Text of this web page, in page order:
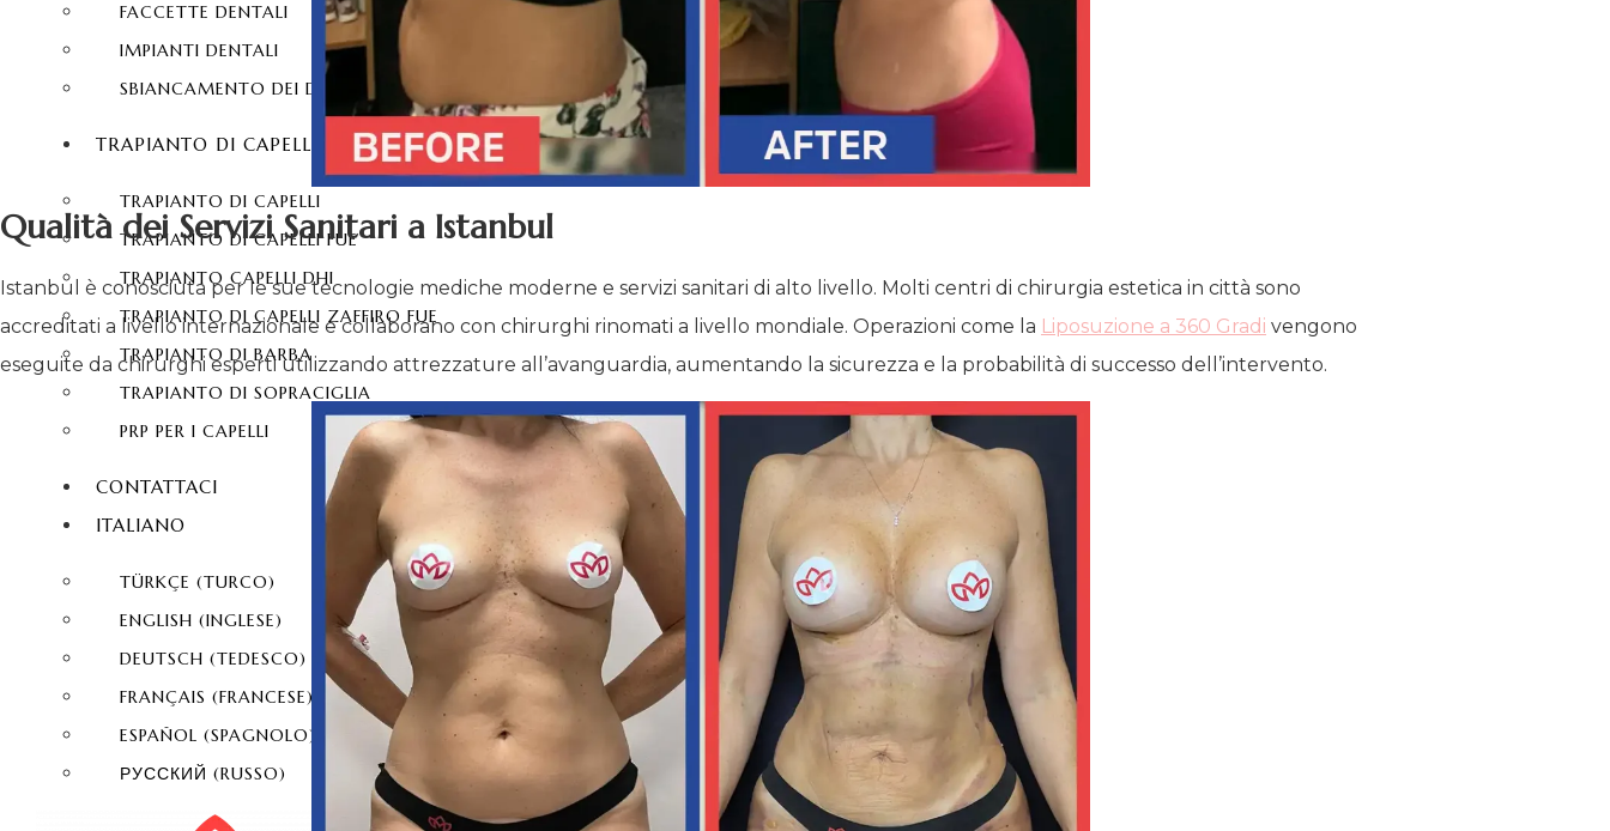
FACCETTE DENTALI
IMPIANTI DENTALI
SBIANCAMENTO DEI DENTI
TRAPIANTO DI CAPELLI
TRAPIANTO DI CAPELLI
TRAPIANTO DI CAPELLI FUE
TRAPIANTO CAPELLI DHI
TRAPIANTO DI CAPELLI ZAFFIRO FUE
TRAPIANTO DI BARBA
TRAPIANTO DI SOPRACIGLIA
PRP PER I CAPELLI
CONTATTACI
ITALIANO
TÜRKÇE (TURCO)
ENGLISH (INGLESE)
DEUTSCH (TEDESCO)
FRANÇAIS (FRANCESE)
ESPAÑOL (SPAGNOLO)
РУССКИЙ (RUSSO)
Qualità dei Servizi Sanitari a Istanbul
Istanbul è conosciuta per le sue tecnologie mediche moderne e servizi sanitari di alto livello. Molti centri di chirurgia estetica in città sono
accreditati a livello internazionale e collaborano con chirurghi rinomati a livello mondiale. Operazioni come la Liposuzione a 360 Gradi vengono
eseguite da chirurghi esperti utilizzando attrezzature all’avanguardia, aumentando la sicurezza e la probabilità di successo dell’intervento.